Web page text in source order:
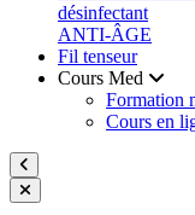
désinfectant
ANTI-ÂGE
Fil tenseur
Cours Med
Formation
Cours en